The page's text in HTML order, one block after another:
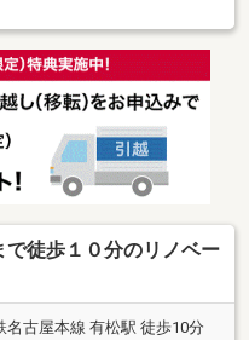
ー付、バリアフリー◎■日
場多数！■南面に2部屋面
のお部屋にもおすすめで
駅：歩約10分■栄小学
約7分（約550ｍ）■ミニ
：徒歩約9分（約650ｍ）
問合せください！
で徒歩１０分のリノベー
名古屋本線 有松駅 徒歩10分